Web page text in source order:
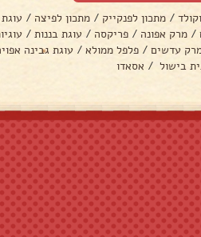
/ מתכון לפנקייק / מתכון לפיצה /
/ מרק אפונה / פריקסה / עוגת בננות /
עדשים / פלפל ממולא / עוגת גבינה
בישול / אסאדו